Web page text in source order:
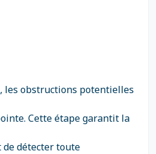
les obstructions potentielles
Cette étape garantit la
de détecter toute